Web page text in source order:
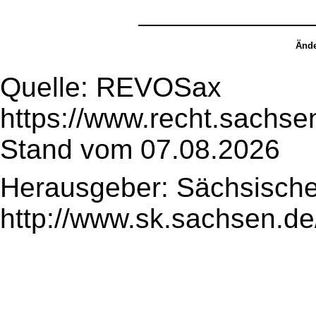
Quelle: REVOSax
https://
Stand vom 07.08.2026
Herausgeber:
http://